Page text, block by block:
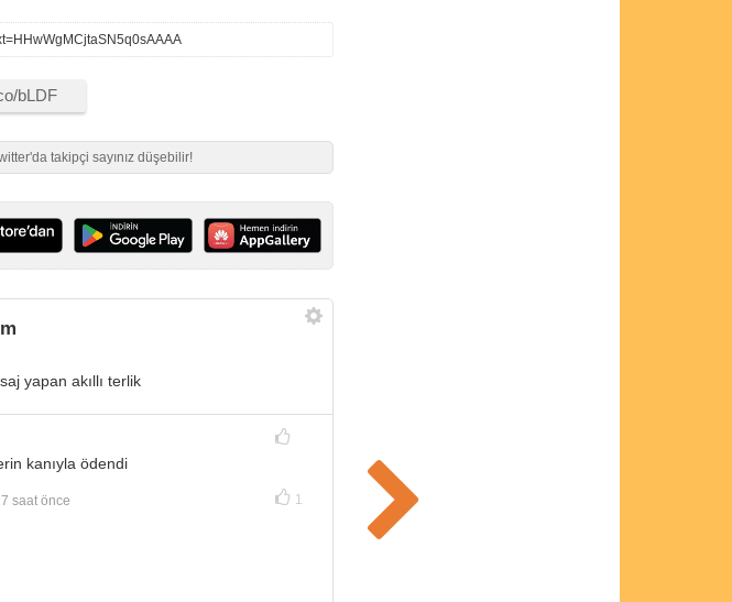
takipçi sayınız düşebilir!
yapan akıllı terlik
kanıyla ödendi
saat önce 1